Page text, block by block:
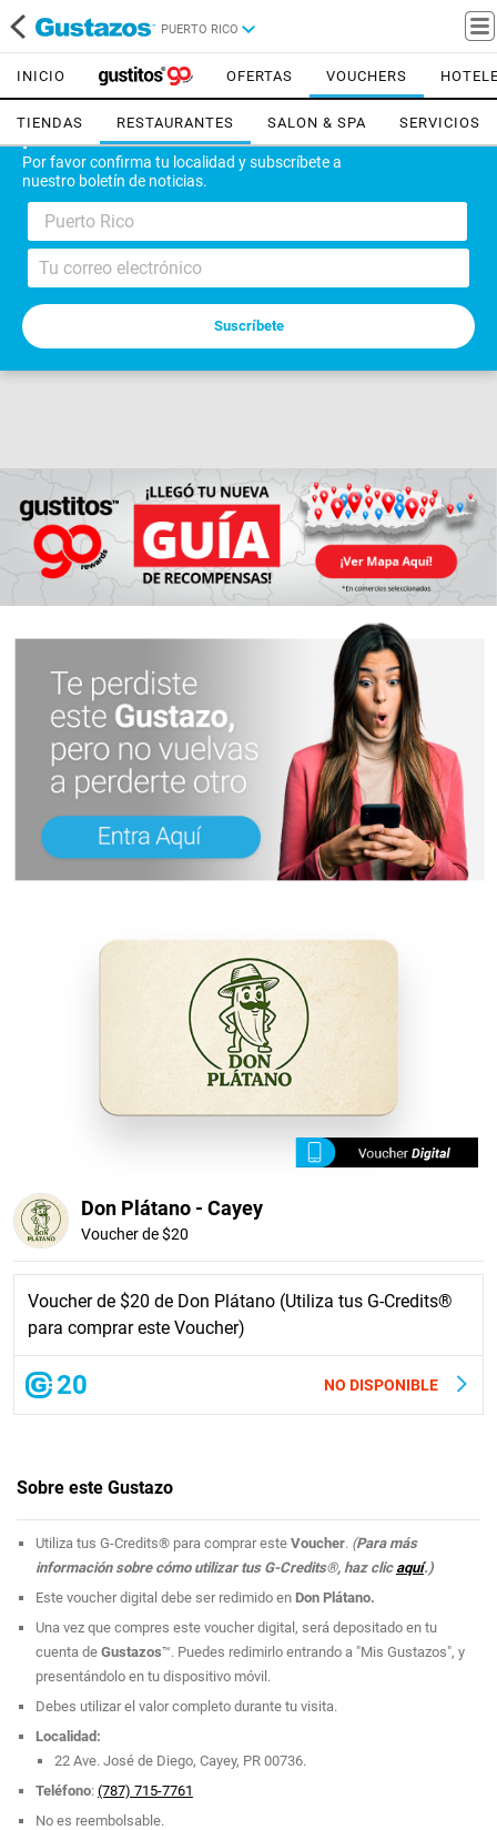
PUERTO RICO
¡Bienvenido!
Por favor confirma tu localidad y subscríbete a
nuestro boletín de noticias.
Puerto Rico
INICIO OFERTAS VOUCHERS
TIENDAS RESTAURANTES SALON & SPA SERVICIOS
Don Plátano - Cayey
Voucher de $20
Voucher de $20 de Don Plátano (Utiliza tus G-Credits®
para comprar este Voucher)
20 NO DISPONIBLE
Sobre este Gustazo
Utiliza tus G-Credits® para comprar este Voucher. (Para más
información sobre cómo utilizar tus G-Credits®, haz clic aquí.)
Este voucher digital debe ser redimido enDon Plátano.
Una vez que compres este voucher digital, será depositado en tu
cuenta de Gustazos™. Puedes redimirlo entrando a "Mis Gustazos", y
presentándolo en tu dispositivo móvil.
Debes utilizar el valor completo durante tu visita.
Localidad:
22 Ave. José de Diego, Cayey, PR 00736.
Teléfono: (787) 715-7761
No es reembolsable.